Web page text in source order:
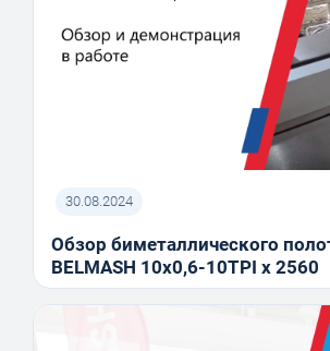
30.08.2024
Обзор биметаллического
BELMASH 10x0,6-10TPI x 2560